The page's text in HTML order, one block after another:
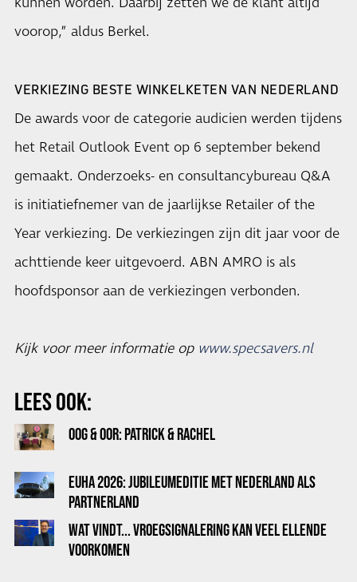
voorop,” aldus Berkel.
VERKIEZING BESTE WINKELKETEN VAN NEDERLAND
De awards voor de categorie audicien werden tijdens
het Retail Outlook Event op 6 september bekend
gemaakt. Onderzoeks- en consultancybureau Q&A
is initiatiefnemer van de jaarlijkse Retailer of the
Year verkiezing. De verkiezingen zijn dit jaar voor de
achttiende keer uitgevoerd. ABN AMRO is als
hoofdsponsor aan de verkiezingen verbonden.
Kijk voor meer informatie op www.specsavers.nl
LEES OOK:
OOG & OOR: PATRICK & RACHEL
EUHA 2026: JUBILEUMEDITIE MET NEDERLAND ALS
PARTNERLAND
WAT VINDT... VROEGSIGNALERING KAN VEEL ELLENDE
VOORKOMEN